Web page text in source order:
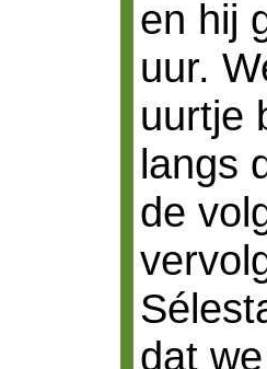
en hij
uur.
uurtje
langs
de
dat